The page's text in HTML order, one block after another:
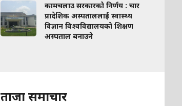
कामचलाउ सरकारको निर्णय : चार
प्रादेशिक अस्पताललाई स्वास्थ्य
विज्ञान विश्वविद्यालयको शिक्षण
अस्पताल बनाउने
ताजा समाचार